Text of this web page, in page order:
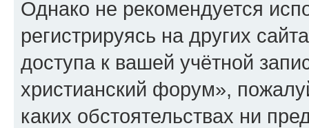
Однако не рекомендуется
регистрируясь на других
доступа к вашей учётной
христианский форум»,
каких обстоятельствах ни